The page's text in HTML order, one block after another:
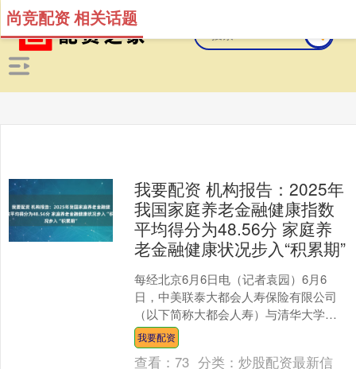
尚竞配资 相关话题
我要配资 机构报告：2025年
我国家庭养老金融健康指数
平均得分为48.56分 家庭养
老金融健康状况步入“积累期”
每经北京6月6日电（记者袁园）6月6
日，中美联泰大都会人寿保险有限公司
（以下简称大都会人寿）与清华大学五
道口金融学院《清华金融评论》联合发
布《中国家庭养老金融健....
我要配资
查看：73 分类：炒股配资最新信